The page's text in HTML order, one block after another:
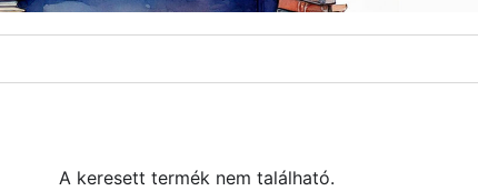
A keresett termék nem található.